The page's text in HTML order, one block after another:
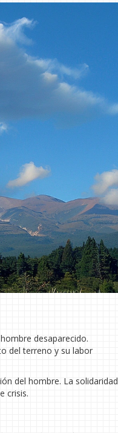
desaparecido.
del terreno y su labor
del hombre. La solidaridad
crisis.